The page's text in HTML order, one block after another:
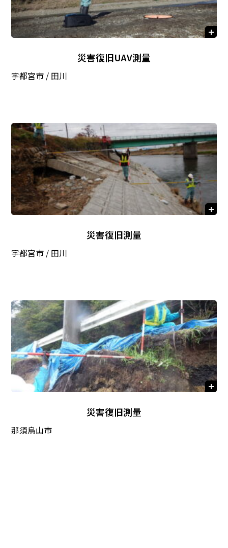
災害復旧UAV測量
宇都宮市 / 田川
災害復旧測量
宇都宮市 / 田川
災害復旧測量
那須烏山市